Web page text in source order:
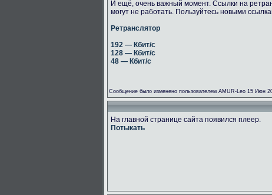
И ещё, очень важный момент. Ссылки на
могут не работать. Пользуйтесь новыми
Ретранслятор
192 — Кбит/с
128 — Кбит/с
48 — Кбит/с
Сообщение было изменено пользователем AMUR-Leo 15 Июн
На главной странице сайта появился плеер.
Потыкать